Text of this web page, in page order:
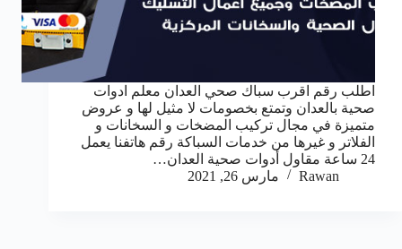
اطلب رقم اقرب سباك صحي العدان معلم ادوات
صحية بالعدان وتمتع بخصومات لا مثيل لها و عروض
متميزة في مجال تركيب المضخات و السخانات و
الفلاتر و غيرها من خدمات السباكة رقم هاتفنا يعمل
24 ساعة مقاول أدوات صحية العدان…
Rawan
مارس 26, 2021